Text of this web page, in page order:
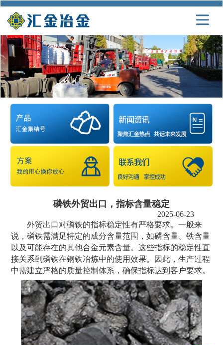
磷铁外贸出口，指标含量稳定
2025-06-23
外贸出口对磷铁的指标稳定性有严格要求。一般来
说，磷铁需满足特定的成分含量范围，如磷含量、铁含量
以及可能存在的其他合金元素含量。这些指标的稳定性直
接关系到磷铁在钢铁冶炼中的使用效果。因此，生产过程
中需建立严格的质量控制体系，确保指标达到客户要求。